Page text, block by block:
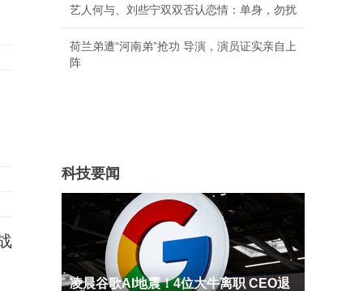
艺人何与、刘些宁双双否认恋情：单身，勿扰
荷兰弟遭“河南弟”抢功 导演，演员证实亲自上
阵
科技要闻
凌晨谷歌AI地震！4位大牛离职 CEO退